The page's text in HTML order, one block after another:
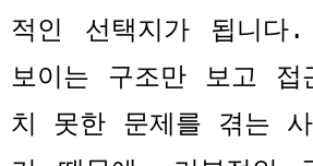
적인 선택지가 됩니다.
보이는 구조만 보고 접
치 못한 문제를 겪는